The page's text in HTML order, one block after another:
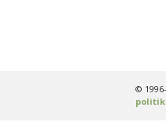
©
politik